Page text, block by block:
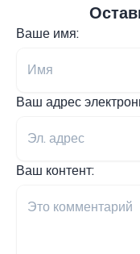
Ваше имя:
Ваш адрес
Ваш контент: